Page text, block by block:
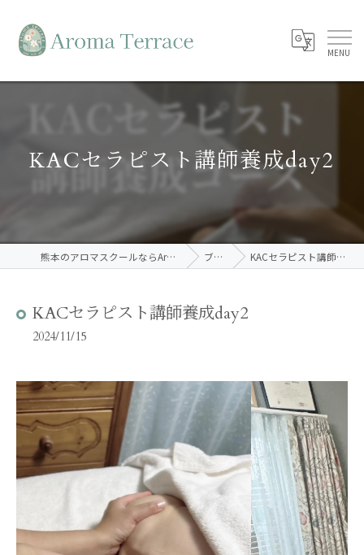
KACセラピスト講師養成day2
熊本のアロマスクールならAroma Terrace ブログ KACセラピスト講師養成day2
KACセラピスト講師養成day2
2024/11/15